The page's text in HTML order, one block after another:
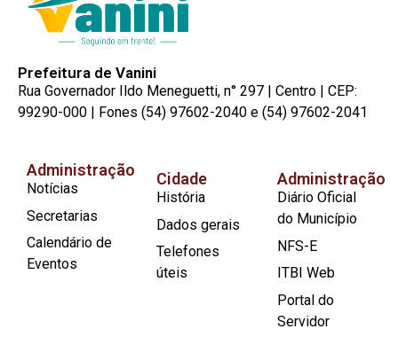
Prefeitura de Vanini
Rua Governador Ildo Meneguetti, n° 297 | Centro | CEP:
99290-000 | Fones (54) 97602-2040 e (54) 97602-2041
Administração
Notícias
Secretarias
Calendário de
Eventos
Cidade
História
Dados gerais
Telefones
úteis
Administração
Diário Oficial
do Município
NFS-E
ITBI Web
Portal do
Servidor